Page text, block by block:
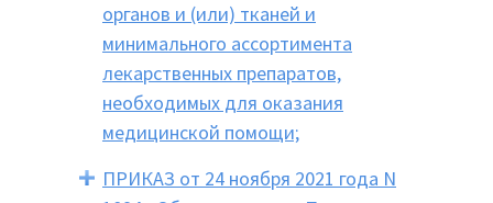
органов и (или) тканей и
минимального ассортимента
лекарственных препаратов,
необходимых для оказания
медицинской помощи;
ПРИКАЗ от 24 ноября 2021 года N